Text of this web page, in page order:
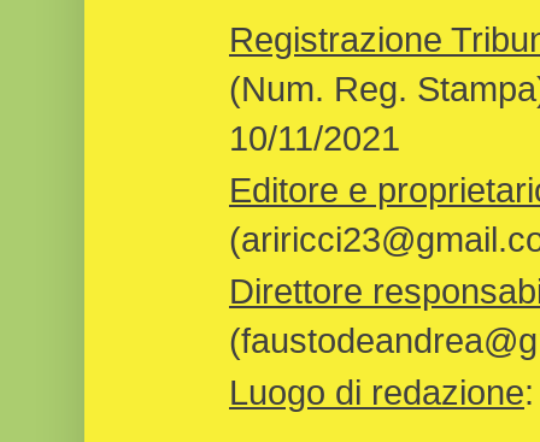
Registrazione
(Num. Reg.
10/11/2021
Editore e
Direttore
Luogo di redazione